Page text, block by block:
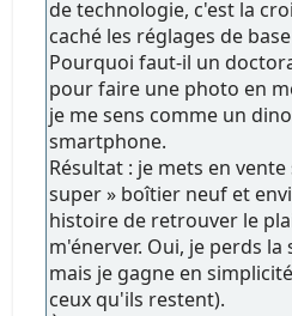
de technologie, c'est la
caché les réglages de
Pourquoi faut-il un
pour faire une photo en
je me sens comme un
smartphone.
Résultat : je mets en vente
super » boîtier neuf et
histoire de retrouver le
m'énerver. Oui, je perds
mais je gagne en
ceux qu'ils restent).